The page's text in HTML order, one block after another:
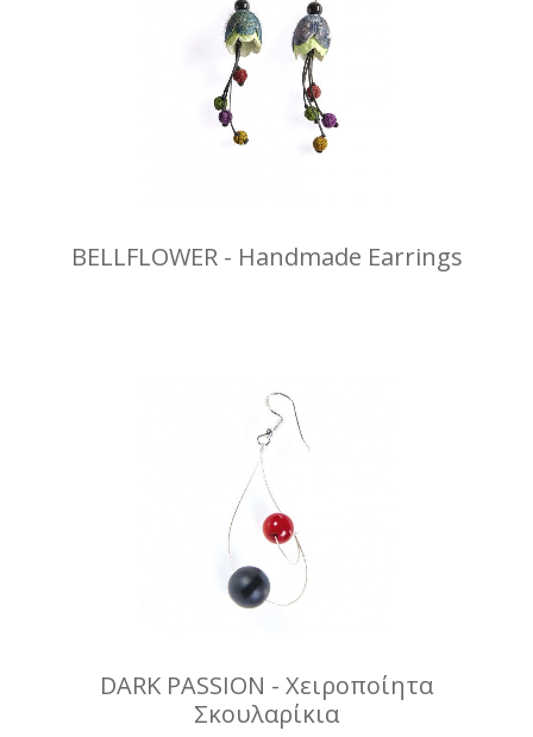
BELLFLOWER - Handmade Earrings
DARK PASSION - Χειροποίητα
Σκουλαρίκια